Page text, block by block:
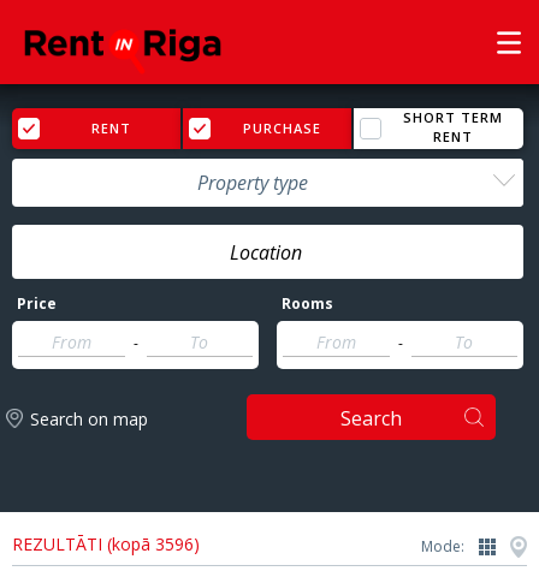
RENT PURCHASE
SHORT TERM
RENT
Property type
Price
-
Rooms
-
Search on map Search
REZULTĀTI (kopā 3596) Mode: